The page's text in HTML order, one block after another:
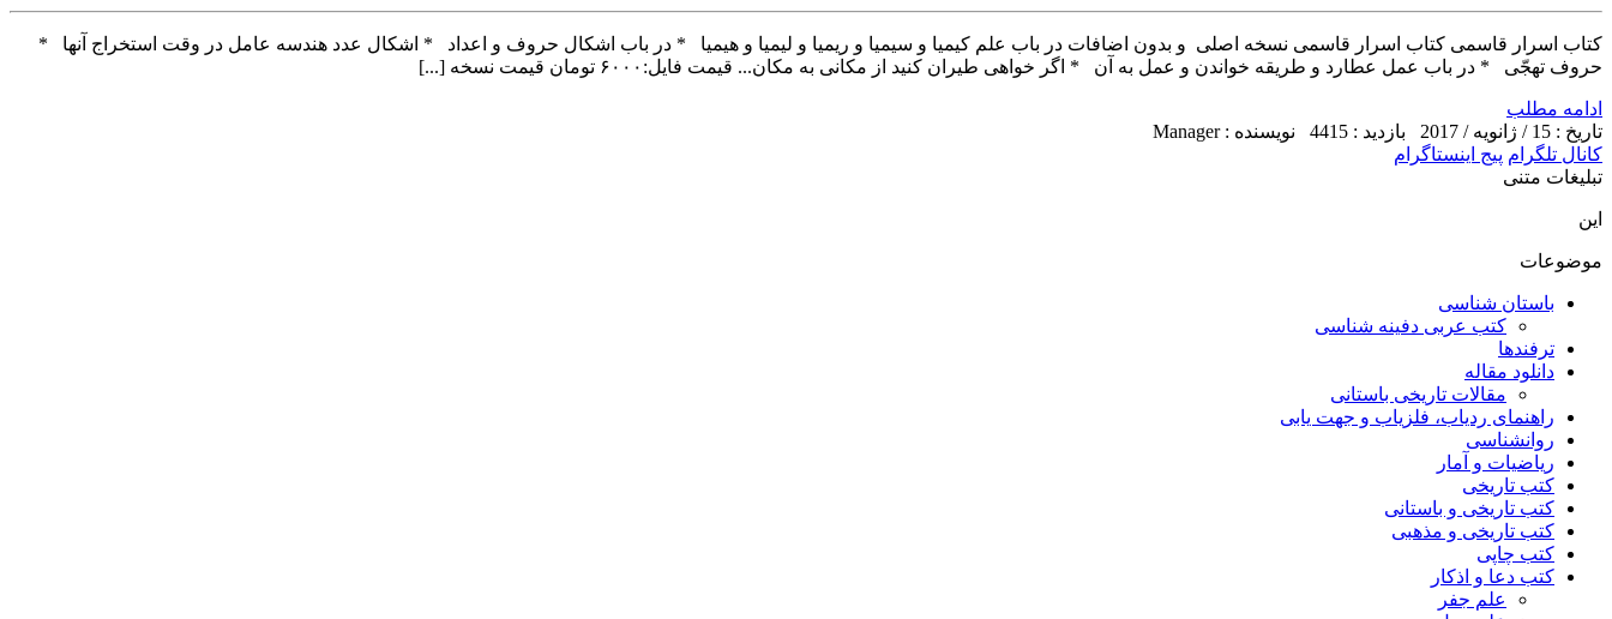
کتاب اسرار قاسمی کتاب اسرار قاسمی نسخه اصلی و بدون اضافات در باب علم کیمیا و سیمیا و ریمیا و لیمیا و هیمیا * در باب اشکال حروف و اعداد * اشکال عدد هندسه عامل در وقت استخراج آنها *
حروف تهجّی * در باب عمل عطارد و طریقه خواندن و عمل به آن * اگر خواهی طیران کنید از مکانی به مکان... قیمت فایل:۶۰۰۰ تومان قیمت نسخه [...]
ادامه مطلب
تاریخ : 15 / ژانویه / 2017
بازدید : 4415
نویسنده : Manager
کانال تلگرام پیج اینستاگرام
تبلیغات متنی
این
موضوعات
باستان شناسی
کتب عربی دفینه شناسی
ترفندها
دانلود مقاله
مقالات تاریخی باستانی
راهنمای ردیاب، فلزیاب و جهت یابی
روانشناسی
ریاضیات و آمار
کتب تاریخی
کتب تاریخی و باستانی
کتب تاریخی و مذهبی
کتب چاپی
کتب دعا و اذکار
علم جفر